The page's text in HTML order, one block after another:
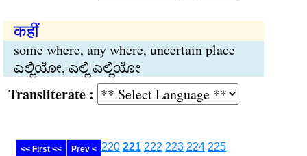
कहीं
some where, any where, uncertain place
ಎಲ್ಲಿಯೋ, ಎಲ್ಲಿ ಎಲ್ಲಿಯೋ
:
<< First << Prev < 220 221 222 223 224 225